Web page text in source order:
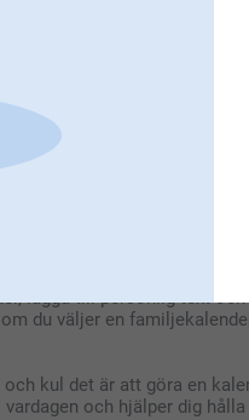
dem tillsammans.
En bordskalender är
Om du aldrig vill missa
födelsedagar så att du
lägga till personlig text
du väljer en
kul det är att göra en
och hjälper dig